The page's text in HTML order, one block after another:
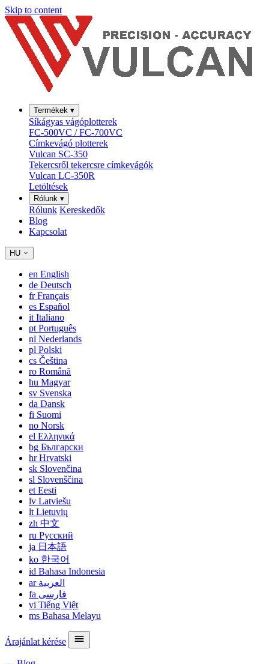
Skip to content
Termékek ▾
Síkágyas vágóplotterek
FC-500VC / FC-700VC
Címkevágó plotterek
Vulcan SC-350
Tekercsről tekercsre címkevágók
Vulcan LC-350R
Letöltések
Rólunk ▾
Rólunk Kereskedők
Blog
Kapcsolat
HU
en English
de Deutsch
frFrançais
es Español
it Italiano
pt Português
nl Nederlands
pl Polski
cs Čeština
ro Română
hu Magyar
sv Svenska
da Dansk
fi Suomi
no Norsk
el Ελληνικά
bg Български
hrHrvatski
sk Slovenčina
sl Slovenščina
et Eesti
lv Latviešu
lt Lietuvių
zh 中文
ru Русский
ja 日本語
ko 한국어
id Bahasa Indonesia
ar العربية
fa فارسی
vi Tiếng Việt
ms Bahasa Melayu
Árajánlat kérése